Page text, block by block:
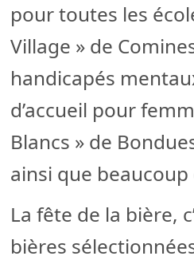
pour toutes les
Village » de
handicapés
d’accueil pour
Blancs » de
ainsi que
La fête de la bière,
bières